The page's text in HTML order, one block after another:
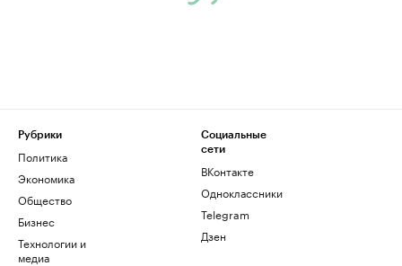
Рубрики
Политика
Экономика
Общество
Бизнес
Технологии и
медиа
Социальные
сети
ВКонтакте
Одноклассники
Telegram
Дзен